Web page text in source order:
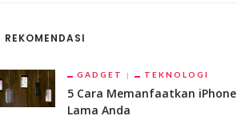
REKOMENDASI
GADGET TEKNOLOGI
5 Cara Memanfaatkan iPhone
Lama Anda